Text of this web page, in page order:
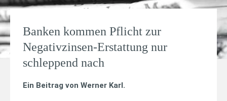
Banken kommen Pflicht zur
Negativzinsen-Erstattung nur
schleppend nach
Ein Beitrag von Werner Karl.